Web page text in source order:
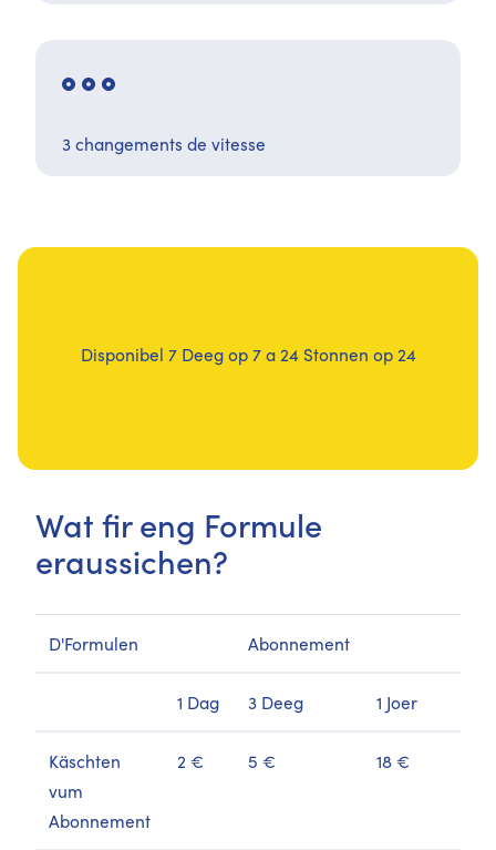
3 changements de vitesse
Disponibel 7 Deeg op 7 a 24 Stonnen op 24
Wat fir eng Formule
eraussichen?
D'Formulen Abonnement
1 Dag 3 Deeg 1 Joer
Käschten
vum
Abonnement
2 € 5 € 18 €